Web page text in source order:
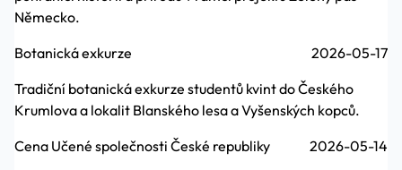
Německo.
Botanická exkurze
2026-05-17
Tradiční botanická exkurze studentů kvint do Českého
Krumlova a lokalit Blanského lesa a Vyšenských kopců.
Cena Učené společnosti České republiky
2026-05-14